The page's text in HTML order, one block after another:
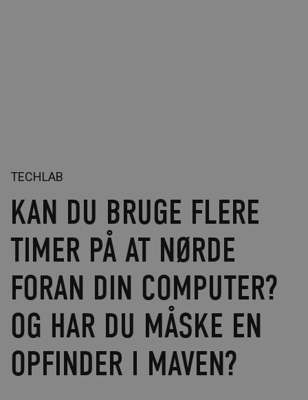
TECHLAB
KAN DU BRUGE FLERE
TIMER PÅ AT NØRDE
FORAN DIN COMPUTER?
OG HAR DU MÅSKE EN
OPFINDER I MAVEN?